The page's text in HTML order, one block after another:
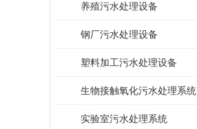
养殖污水处理设备
钢厂污水处理设备
塑料加工污水处理设备
生物接触氧化污水处理系统
​实验室污水处理系统